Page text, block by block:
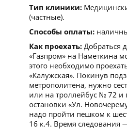
Тип клиники:
(частные).
Способы оплаты:
Как проехать: Добраться
«Газпром» на Наметкина
этого необходимо
«Калужская». Покинув
метрополитена, нужно
или на троллейбус № 72 и
остановки «Ул.
надо пройти пешком к
16 к.4. Время следования